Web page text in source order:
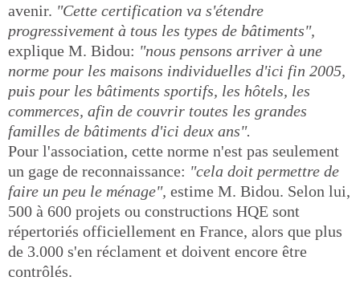
avenir. "Cette certification va s'étendre
progressivement à tous les types de bâtiments",
explique M. Bidou: "nous pensons arriver à une
norme pour les maisons individuelles d'ici fin 2005,
puis pour les bâtiments sportifs, les hôtels, les
commerces, afin de couvrir toutes les grandes
familles de bâtiments d'ici deux ans".
Pour l'association, cette norme n'est pas seulement
un gage de reconnaissance: "cela doit permettre de
faire un peu le ménage", estime M. Bidou. Selon lui,
500 à 600 projets ou constructions HQE sont
répertoriés officiellement en France, alors que plus
de 3.000 s'en réclament et doivent encore être
contrôlés.